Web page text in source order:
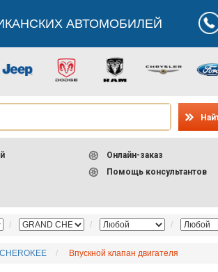
АВТОМОБИЛЕЙ
Онлайн-заказ
Помощь консультантов
Впускной клапан двигателя